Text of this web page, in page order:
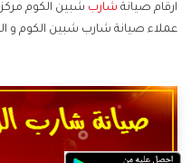
ارقام صيانة شارب شبين الكوم
عملاء صيانة شارب شبين الكوم و